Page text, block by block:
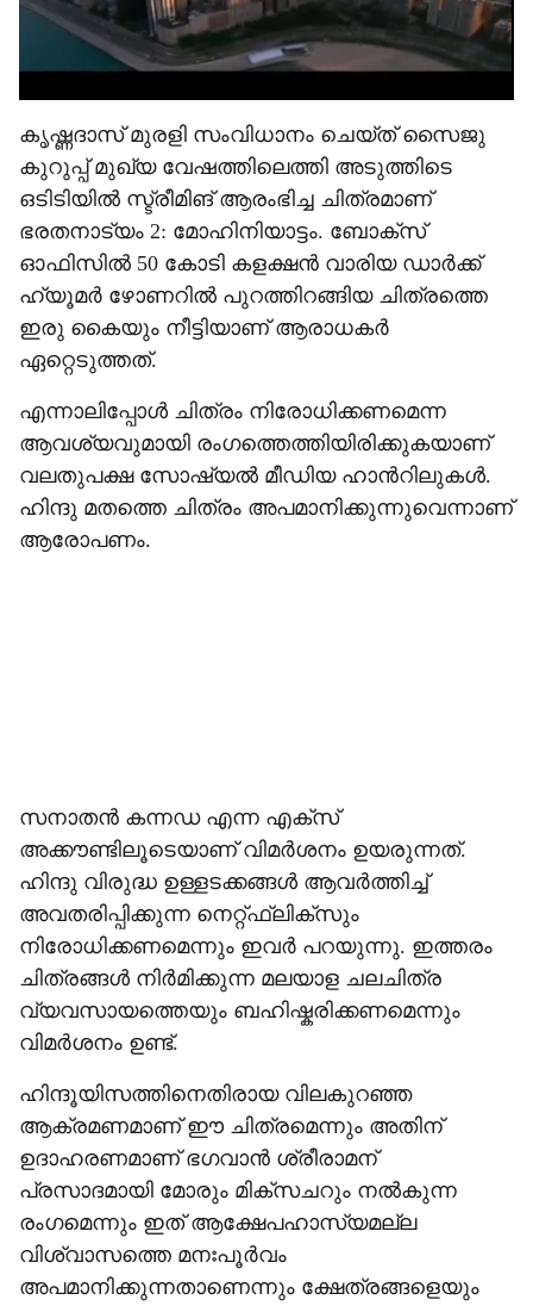
കൃഷ്ണദാസ് മുരളി സംവിധാനം ചെയ്ത് സൈജു
കുറുപ്പ് മുഖ‍്യ വേഷത്തിലെത്തി അടുത്തിടെ
ഒടിടിയിൽ സ്ട്രീമിങ് ആരംഭിച്ച ചിത്രമാണ്
ഭരതനാട‍്യം 2: മോഹിനിയാട്ടം. ബോക്സ്
ഓഫിസിൽ 50 കോടി കളക്ഷൻ വാരിയ ഡാർ‌ക്ക്
ഹ‍്യൂമർ ഴോണറിൽ പുറത്തിറങ്ങിയ ചിത്രത്തെ
ഇരു കൈയും നീട്ടിയാണ് ആരാധകർ
ഏറ്റെടുത്തത്.
എന്നാലിപ്പോൾ‌ ചിത്രം നിരോധിക്കണമെന്ന
ആവശ‍്യവുമായി രംഗത്തെത്തിയിരിക്കുകയാണ്
വലതുപക്ഷ സോഷ‍്യൽ‌ മീഡിയ ഹാന്‍റിലുകൾ.
ഹിന്ദു മതത്തെ ചിത്രം അപമാനിക്കുന്നുവെന്നാണ്
ആരോപണം.
സനാതൻ കന്നഡ എന്ന എക്സ്
അക്കൗണ്ടിലൂടെയാണ് വിമർശനം ഉയരുന്നത്.
ഹിന്ദു വിരുദ്ധ ഉള്ളടക്കങ്ങൾ ആവർത്തിച്ച്
അവതരിപ്പിക്കുന്ന നെറ്റ്ഫ്ലിക്സും
നിരോധിക്കണമെന്നും ഇവർ പറ‍യുന്നു. ഇത്തരം
ചിത്രങ്ങൾ നിർമിക്കുന്ന മല‍യാള ചലചിത്ര
വ‍്യവസായത്തെയും ബഹിഷ്കരിക്കണമെന്നും
വിമർശനം ഉണ്ട്.
ഹിന്ദൂയിസത്തിനെതിരായ വിലകുറഞ്ഞ
ആക്രമണമാണ് ഈ ചിത്രമെന്നും അതിന്
ഉദാഹരണമാണ് ഭഗവാൻ ശ്രീരാമന്
പ്രസാദമായി മോരും മിക്സചറും നൽകുന്ന
രംഗമെന്നും ഇത് ആക്ഷേപഹാസ‍്യമല്ല
വിശ്വാസത്തെ മനഃപൂർവം
അപമാനിക്കുന്നതാണെന്നും ക്ഷേത്രങ്ങളെയും